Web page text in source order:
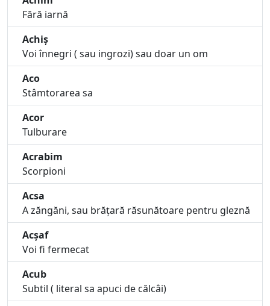
Fără iarnă
Achiș
Voi înnegri ( sau ingrozi) sau doar un om
Aco
Stâmtorarea sa
Acor
Tulburare
Acrabim
Scorpioni
Acsa
A zăngăni, sau brățară răsunătoare pentru gleznă
Acșaf
Voi fi fermecat
Acub
Subtil ( literal sa apuci de călcâi)